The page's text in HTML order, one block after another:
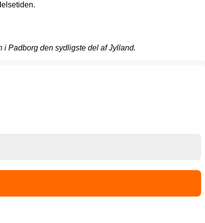
Padborg den sydligste del af Jylland.